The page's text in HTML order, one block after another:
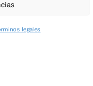
legales